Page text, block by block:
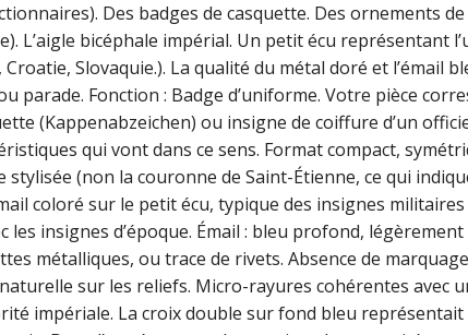
Des badges de casquette. Des ornements
L’aigle bicéphale impérial. Un petit écu représentant
Slovaquie.). La qualité du métal doré et l’émail
parade. Fonction : Badge d’uniforme. Votre pièce
(Kappenabzeichen) ou insigne de coiffure d’un
qui vont dans ce sens. Format compact,
(non la couronne de Saint-Étienne, ce qui
coloré sur le petit écu, typique des insignes
insignes d’époque. Émail : bleu profond,
métalliques, ou trace de rivets. Absence de
sur les reliefs. Micro-rayures cohérentes avec
impériale. La croix double sur fond bleu